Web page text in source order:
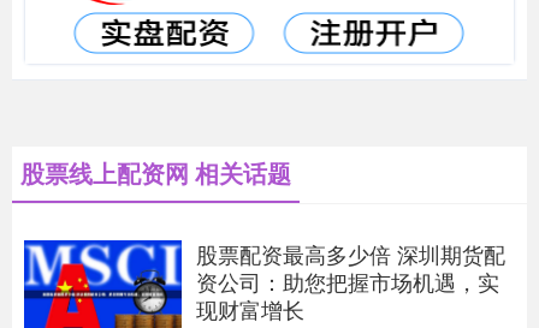
股票线上配资网 相关话题
股票配资最高多少倍 深圳期货配
资公司：助您把握市场机遇，实
现财富增长